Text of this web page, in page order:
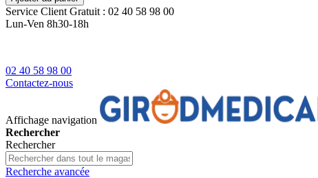
Service Client Gratuit : 02 40 58 98 00
Lun-Ven 8h30-18h
02 40 58 98 00
Contactez-nous
Affichage navigation
Rechercher
Rechercher
Recherche avancée